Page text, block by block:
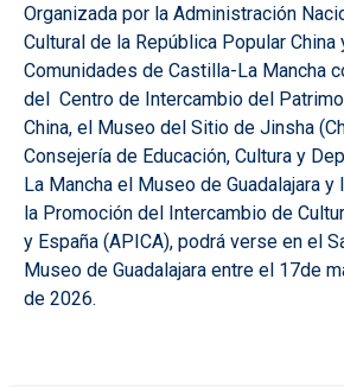
Organizada por la Administración
Cultural de la República Popular China
Comunidades de Castilla-La Mancha
del Centro de Intercambio del
China, el Museo del Sitio de Jinsha
Consejería de Educación, Cultura y
La Mancha el Museo de Guadalajara y
la Promoción del Intercambio de
y España (APICA), podrá verse en el
Museo de Guadalajara entre el 17de
de 2026.